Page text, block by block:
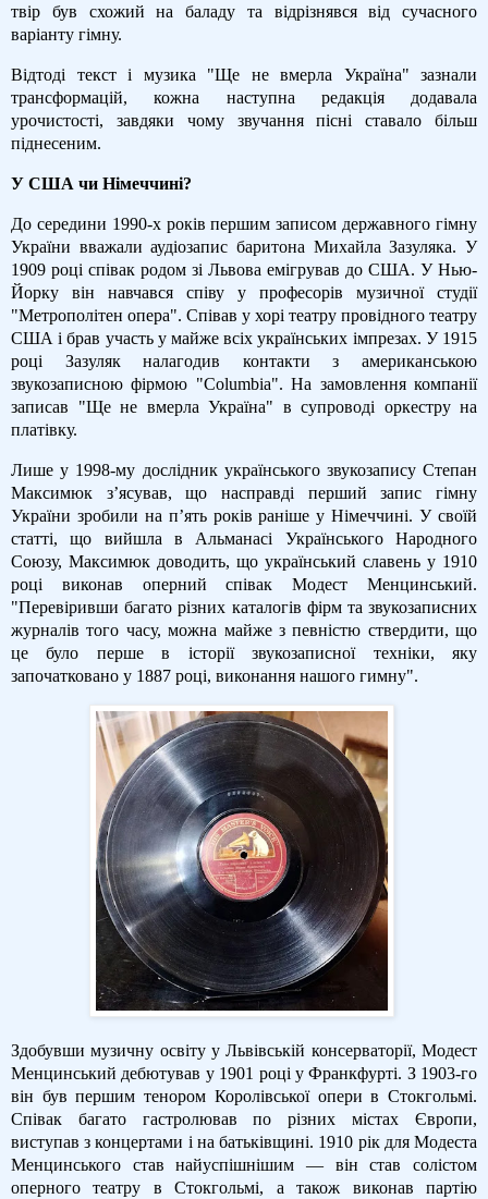
твір був схожий на баладу та відрізнявся від сучасного
варіанту гімну.
Відтоді текст і музика "Ще не вмерла Україна" зазнали
трансформацій, кожна наступна редакція додавала
урочистості, завдяки чому звучання пісні ставало більш
піднесеним.
У США чи Німеччині?
До середини 1990-х років першим записом державного гімну
України вважали аудіозапис баритона Михайла Зазуляка. У
1909 році співак родом зі Львова емігрував до США. У Нью-
Йорку він навчався співу у професорів музичної студії
"Метрополітен опера". Співав у хорі театру провідного театру
США і брав участь у майже всіх українських імпрезах. У 1915
році Зазуляк налагодив контакти з американською
звукозаписною фірмою "Columbia". На замовлення компанії
записав "Ще не вмерла Україна" в супроводі оркестру на
платівку.
Лише у 1998-му дослідник українського звукозапису Степан
Максимюк з’ясував, що насправді перший запис гімну
України зробили на п’ять років раніше у Німеччині. У своїй
статті, що вийшла в Альманасі Українського Народного
Союзу, Максимюк доводить, що український славень у 1910
році виконав оперний співак Модест Менцинський.
"Перевіривши багато різних каталогів фірм та звукозаписних
журналів того часу, можна майже з певністю ствердити, що
це було перше в історії звукозаписної техніки, яку
започатковано у 1887 році, виконання нашого гимну".
Здобувши музичну освіту у Львівській консерваторії, Модест
Менцинський дебютував у 1901 році у Франкфурті. З 1903-го
він був першим тенором Королівської опери в Стокгольмі.
Співак багато гастролював по різних містах Європи,
виступав з концертами і на батьківщині. 1910 рік для Модеста
Менцинського став найуспішнішим — він став солістом
оперного театру в Стокгольмі, а також виконав партію